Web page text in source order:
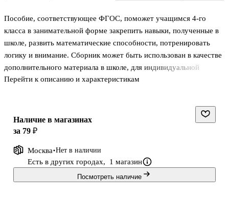
Пособие, соответствующее ФГОС, поможет учащимся 4-го
класса в занимательной форме закрепить навыки, полученные в
школе, развить математические способности, потренировать
логику и внимание. Сборник может быть использован в качестве
дополнительного материала в школе, для индивидуальной
работы дома, для повторения знаний во время каникул.
1) Повторить знания, полученные в школе.
2) Отработать навыки и умения.
4) Довести навык счета до автоматизма.
5) Повысить уровень IQ.
6) Проявить интерес к предмету.
Перейти к описанию и характеристикам
Наличие в магазинах
за 79 ₽
Москва Нет в наличии
Есть в других городах, 1 магазин
Посмотреть наличие